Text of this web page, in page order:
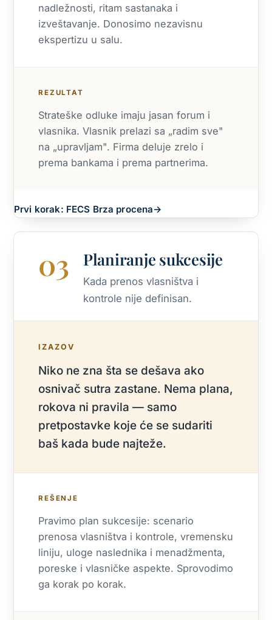
nadležnosti, ritam sastanaka i
izveštavanje. Donosimo nezavisnu
ekspertizu u salu.
REZULTAT
Strateške odluke imaju jasan forum i
vlasnika. Vlasnik prelazi sa „radim sve"
na „upravljam". Firma deluje zrelo i
prema bankama i prema partnerima.
Prvi korak: FECS Brza procena→
03 Planiranje sukcesije
Kada prenos vlasništva i
kontrole nije definisan.
IZAZOV
Niko ne zna šta se dešava ako
osnivač sutra zastane. Nema plana,
rokova ni pravila — samo
pretpostavke koje će se sudariti
baš kada bude najteže.
REŠENJE
Pravimo plan sukcesije: scenario
prenosa vlasništva i kontrole, vremensku
liniju, uloge naslednika i menadžmenta,
poreske i vlasničke aspekte. Sprovodimo
ga korak po korak.